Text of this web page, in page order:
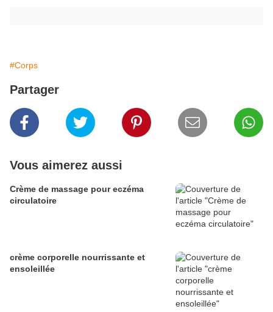
#Corps
Partager
Vous aimerez aussi
Crème de massage pour eczéma
circulatoire
crème corporelle nourrissante et
ensoleillée